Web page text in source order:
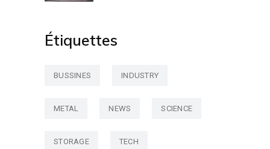
Étiquettes
BUSSINES INDUSTRY
METAL NEWS SCIENCE
STORAGE TECH